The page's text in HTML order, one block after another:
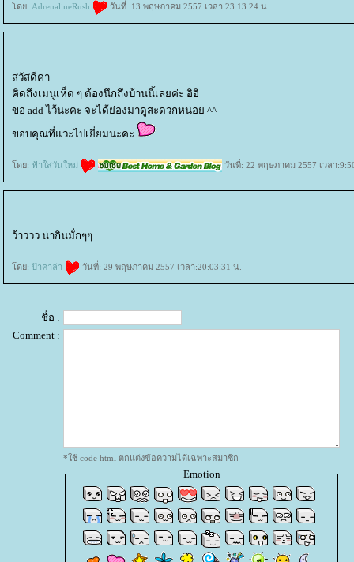
ดย: AdrenalineRush วันที่: 13 พฤษภาคม 2557 เวลา:23:13:24 น.
สวัสดีค่า
คิดถึงเมนูเห็ด ๆ ต้องนึกถึงบ้านนี้เลยค่ะ อิอิ
ขอ add ไว้นะคะ จะได้ย่องมาดูสะดวกหน่อย ^^
ขอบคุณที่แวะไปเยี่ยมนะคะ
ดย: ฟ้าใสวันใหม่ วันที่: 22 พฤษภาคม 2557 เวลา
ว้าววว น่ากินมั่กๆๆ
ดย: ป้าคาล่า วันที่: 29 พฤษภาคม 2557 เวลา:20:03:31 น.
ชื่อ :
Comment :
*ใช้ code html ตกแต่งข้อความได้เฉพาะสมาชิก
Emotion